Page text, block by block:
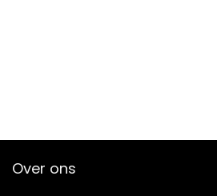
Over ons